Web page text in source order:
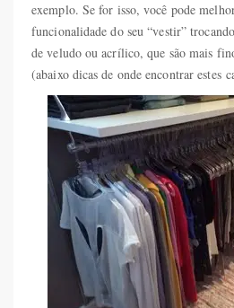
exemplo. Se for isso, você pode
funcionalidade do seu “vestir”
de veludo ou acrílico, que são mais
(abaixo dicas de onde encontrar estes